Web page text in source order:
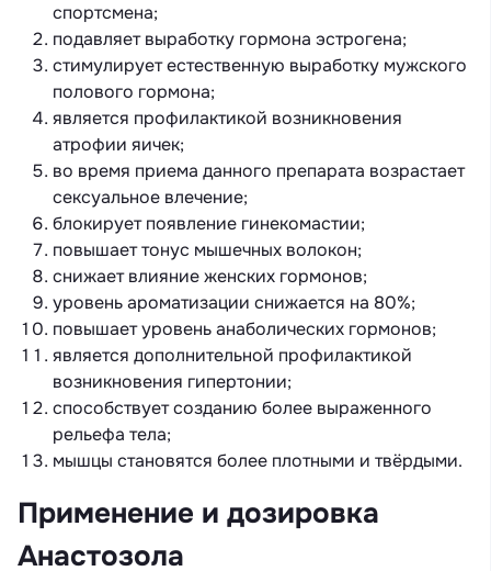
спортсмена;
подавляет выработку гормона эстрогена;
стимулирует естественную выработку мужского
полового гормона;
является профилактикой возникновения
атрофии яичек;
во время приема данного препарата возрастает
сексуальное влечение;
блокирует появление гинекомастии;
повышает тонус мышечных волокон;
снижает влияние женских гормонов;
уровень ароматизации снижается на 80%;
повышает уровень анаболических гормонов;
является дополнительной профилактикой
возникновения гипертонии;
способствует созданию более выраженного
рельефа тела;
мышцы становятся более плотными и твёрдыми.
Применение и дозировка
Анастозола